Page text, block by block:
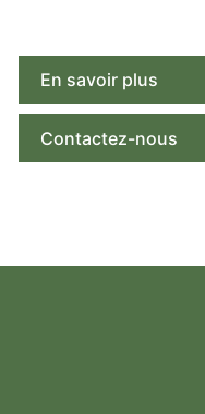
En savoir plus
Contactez-nous